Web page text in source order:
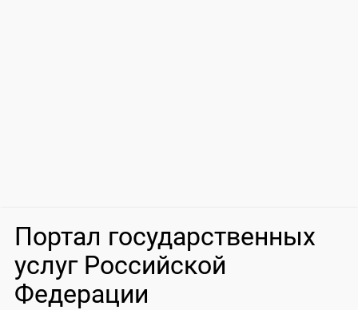
Портал государственных
услуг Российской
Федерации